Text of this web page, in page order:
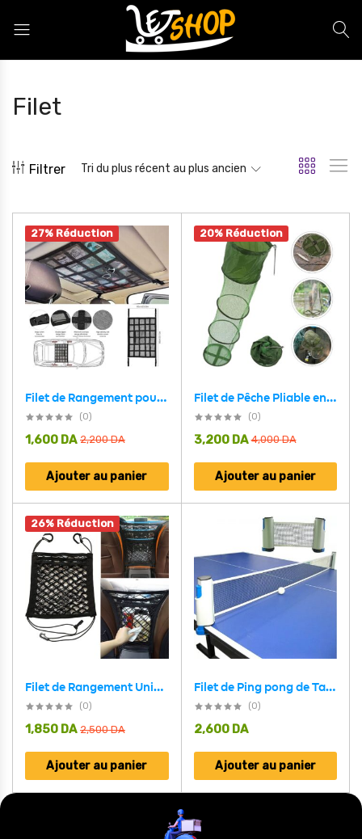
Filet
Filtrer Tri du plus récent au plus ancien
27% Réduction
Filet de Rangement pour Toit Voiture Intérieur – منظم أغراض في سقف السيارة
(0)
2,200DA
1,600 DA
Ajouter au panier
20% Réduction
Filet de Pêche Pliable en Maille Facile à Ranger – شبكة صيد الأسماك
(0)
4,000DA
3,200 DA
Ajouter au panier
26% Réduction
Filet de Rangement Universel en Maille pour Siège Auto – حاجز أطفال ومنظم أغراض
(0)
2,500DA
1,850 DA
Ajouter au panier
Filet de Ping pong de Table Portable, rétractable ajustable, facile à installer
(0)
2,600 DA
Ajouter au panier